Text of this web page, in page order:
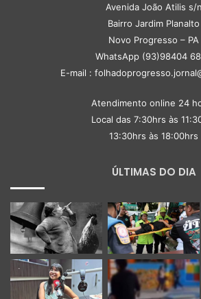
Avenida João Atilis s/n
Bairro Jardim Planalto
Novo Progresso – PA
WhatsApp (93)98404
E-mail :
Atendimento online 24
Local das 7:30hrs às
13:30hrs às 18:00hrs
ÚLTIMAS DO DIA